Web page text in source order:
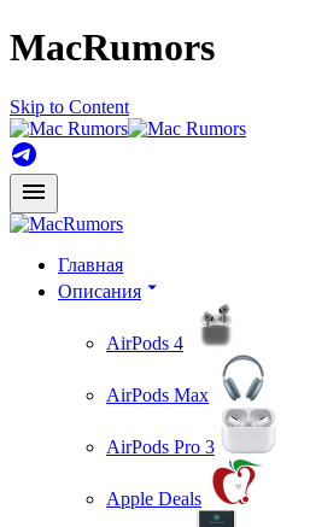
MacRumors
Skip to Content
Главная
Описания
AirPods 4
AirPods Max
AirPods Pro 3
Apple Deals